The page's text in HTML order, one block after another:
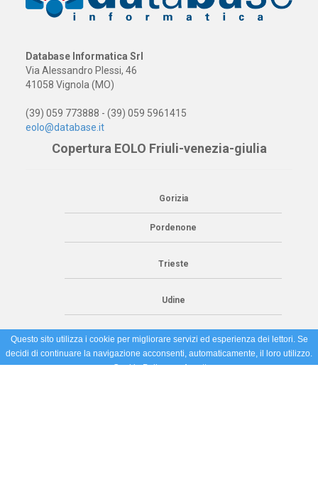
Database Informatica Srl
Via Alessandro Plessi, 46
41058 Vignola (MO)
(39) 059 773888 - (39) 059 5961415
eolo@database.it
Copertura EOLO Friuli-venezia-giulia
Gorizia
Pordenone
Trieste
Udine
Questo sito utilizza i cookie per migliorare servizi ed esperienza dei lettori. Se
decidi di continuare la navigazione acconsenti, automaticamente, il loro utilizzo.
Cookie Policy
Accetto